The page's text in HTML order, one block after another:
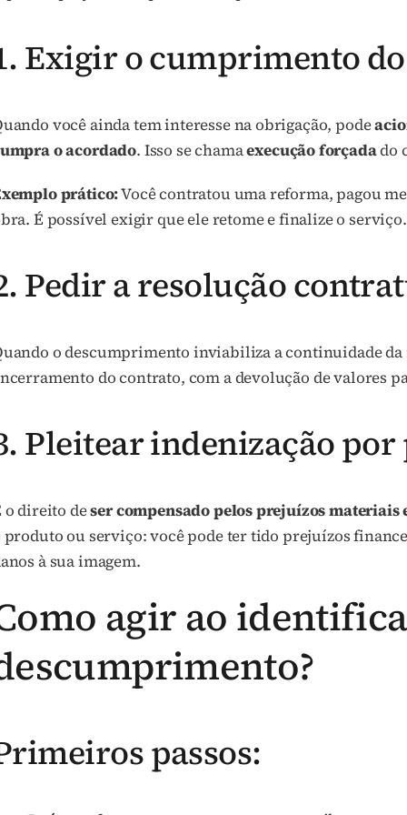
Exigir o cumprimento
você ainda tem interesse na obrigação, pode
o acordado. Isso se chamaexecução forçadado
prático:Você contratou uma reforma, pagou
É possível exigir que ele retome e finalize o serviço.
Pedir a resolução
o descumprimento inviabiliza a continuidade
do contrato, com a devolução de valores
Pleitear indenização por
o direito deser compensado pelos prejuízos materiais
produto ou serviço: você pode ter tido prejuízos
à sua imagem.
agir ao
passos: